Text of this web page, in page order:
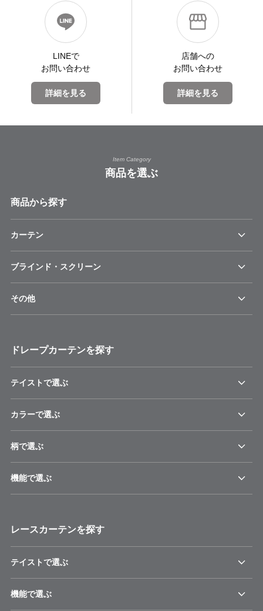
LINEで
お問い合わせ
詳細を見る
店舗への
お問い合わせ
詳細を見る
Item Category
商品を選ぶ
商品から探す
カーテン
ブラインド・スクリーン
その他
ドレープカーテンを探す
テイストで選ぶ
カラーで選ぶ
柄で選ぶ
機能で選ぶ
レースカーテンを探す
テイストで選ぶ
機能で選ぶ